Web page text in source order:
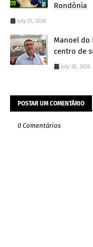
Rondônia
July 31, 2026
Manoel
centro de
July 30, 2026
POSTAR UM COMENTÁRIO
0 Comentários